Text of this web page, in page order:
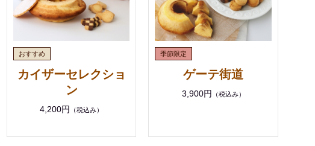
カイザーセレクショ
ン
4,200円 （税込み）
ゲーテ街道
3,900円 （税込み）